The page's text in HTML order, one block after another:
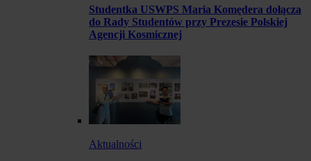
Studentka USWPS Maria Komędera dołącza
do Rady Studentów przy Prezesie Polskiej
Agencji Kosmicznej
Aktualności